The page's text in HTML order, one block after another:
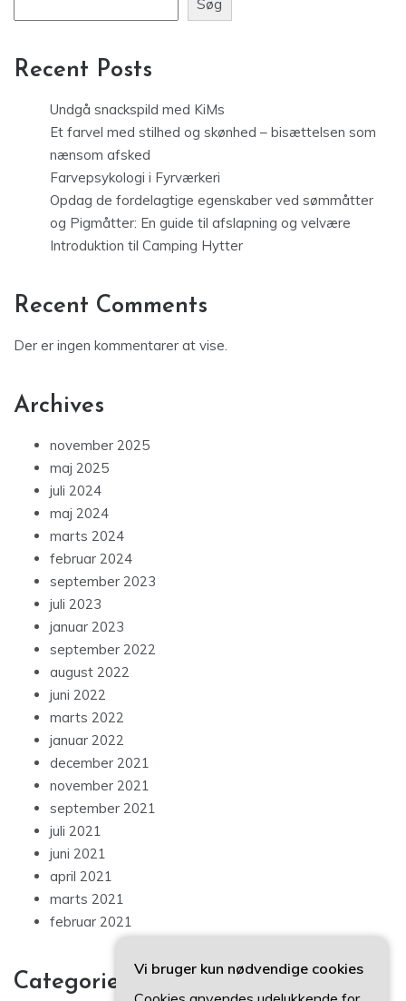
Søg
Recent Posts
Undgå snackspild med KiMs
Et farvel med stilhed og skønhed – bisættelsen som
nænsom afsked
Farvepsykologi i Fyrværkeri
Opdag de fordelagtige egenskaber ved sømmåtter
og Pigmåtter: En guide til afslapning og velvære
Introduktion til Camping Hytter
Recent Comments
Der er ingen kommentarer at vise.
Archives
november 2025
maj 2025
juli 2024
maj 2024
marts 2024
februar 2024
september 2023
juli 2023
januar 2023
september 2022
august 2022
juni 2022
marts 2022
januar 2022
december 2021
november 2021
september 2021
juli 2021
juni 2021
april 2021
marts 2021
februar 2021
Categories
Vi bruger kun nødvendige cookies